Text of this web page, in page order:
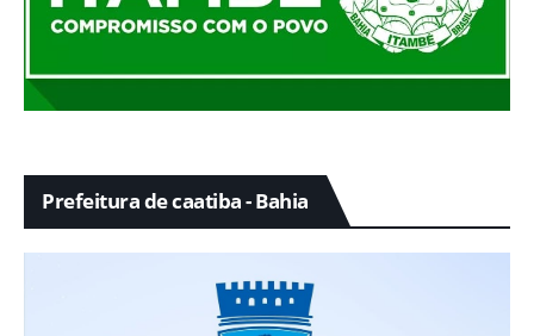
Prefeitura de caatiba - Bahia